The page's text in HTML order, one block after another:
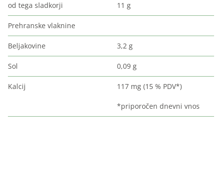
od tega sladkorji 11 g
Prehranske vlaknine
Beljakovine 3,2 g
Sol 0,09 g
Kalcij 117 mg (15 % PDV*)
*priporočen dnevni vnos